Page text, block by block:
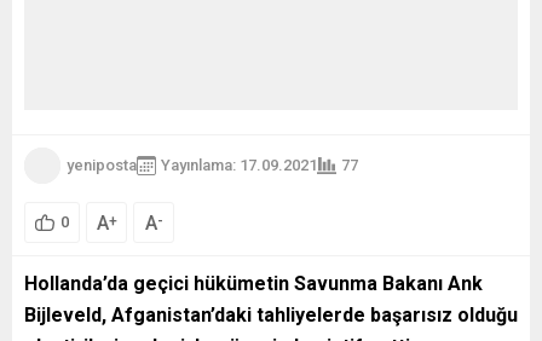
yeniposta Yayınlama: 17.09.2021 77
0 A+ A-
Hollanda’da geçici hükümetin Savunma Bakanı Ank
Bijleveld, Afganistan’daki tahliyelerde başarısız olduğu